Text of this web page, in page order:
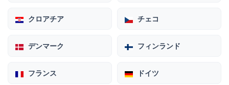
クロアチア チェコ
デンマーク フィンランド
フランス ドイツ